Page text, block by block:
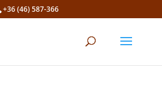
+36 (46) 587-366